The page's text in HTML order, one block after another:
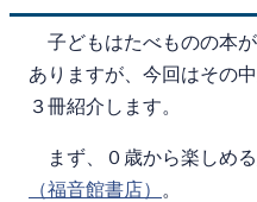
子どもはたべものの本
ありますが、今回はその
３冊紹介します。
まず、０歳から楽しめる
（福音館書店）
。